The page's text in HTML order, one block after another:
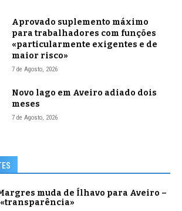
Aprovado suplemento máximo
para trabalhadores com funções
«particularmente exigentes e de
maior risco»
7 de Agosto, 2026
Novo lago em Aveiro adiado dois
meses
7 de Agosto, 2026
muda de Ílhavo para Aveiro –
«transparência»